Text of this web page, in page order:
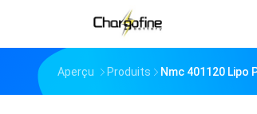
Aperçu Produits Nmc 401120 Lipo